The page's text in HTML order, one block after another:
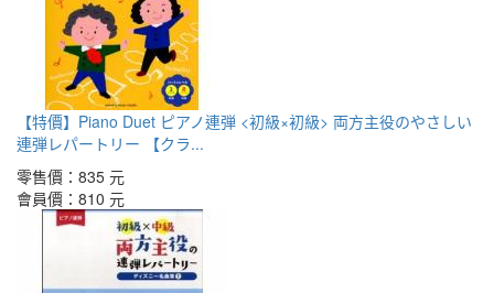
【特價】Piano Duet ピアノ連弾 <初級×初級> 両方主役のやさしい
連弾レパートリー 【クラ...
零售價： 835 元
會員價： 810 元